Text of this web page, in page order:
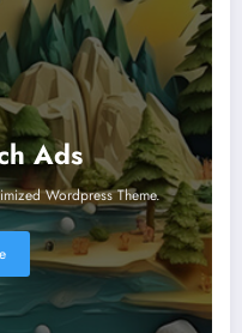
Ads
Wordpress Theme.